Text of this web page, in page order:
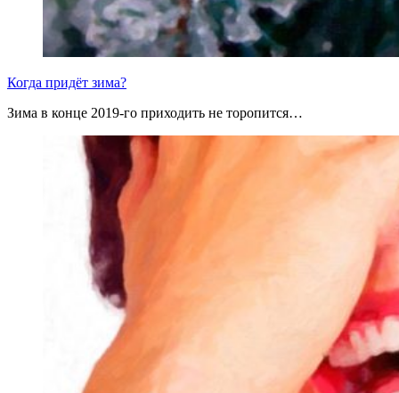
Когда придёт зима?
Зима в конце 2019-го приходить не торопится…